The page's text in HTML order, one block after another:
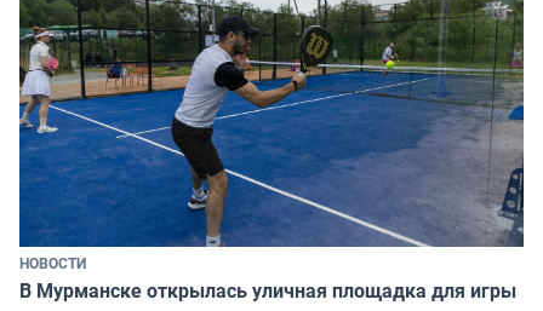
НОВОСТИ
В Мурманске открылась уличная площадка для игры